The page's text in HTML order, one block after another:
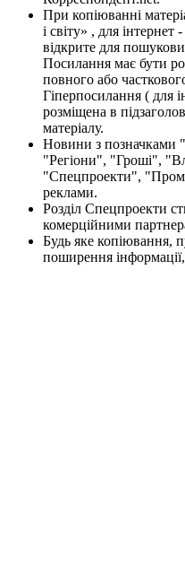
При копіюванні
і світу» , для
відкрите для
Посилання має бути
повного або
Гіперпосилання ( для
розміщена в
матеріалу.
Новини з позначками
"Регіони", "Гроші",
"Спецпроекти",
реклами.
Розділ Спецпроекти
комерційними
Будь яке копіювання,
поширення